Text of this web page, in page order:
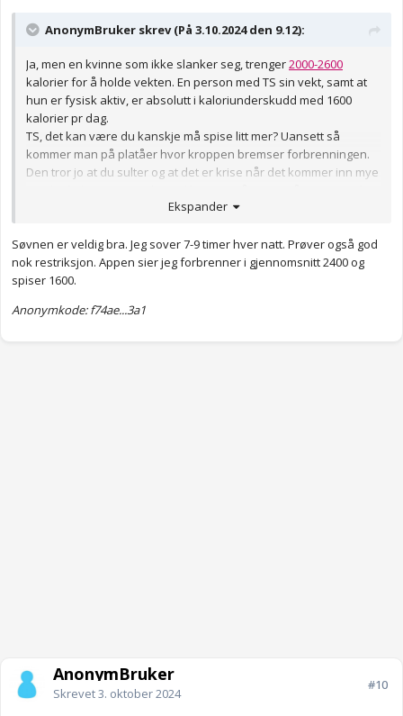
AnonymBruker skrev (På 3.10.2024 den 9.12):
Ja, men en kvinne som ikke slanker seg, trenger2000-2600
kalorier for å holde vekten. En person med TS sin vekt, samt at
hun er fysisk aktiv, er absolutt i kaloriunderskudd med 1600
kalorier pr dag.
TS, det kan være du kanskje må spise litt mer? Uansett så
kommer man på platåer hvor kroppen bremser forbrenningen.
Den tror jo at du sulter og at det er krise når det kommer inn mye
tillegg spiller jo syklus og menstruasjon inn. Er søvnen bra, og får
Anonymkode: a1944...504
Ekspander
Søvnen er veldig bra. Jeg sover 7-9 timer hver natt. Prøver også god
nok restriksjon. Appen sier jeg forbrenner i gjennomsnitt 2400 og
spiser 1600.
Anonymkode: f74ae...3a1
AnonymBruker
Skrevet3. oktober 2024
#10